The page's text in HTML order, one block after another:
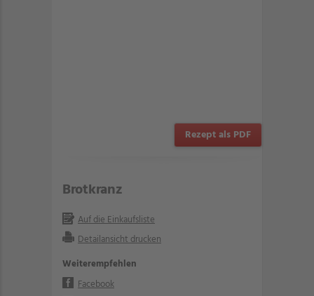
Rezept als PDF
Brotkranz
Auf die Einkaufsliste
Detailansicht drucken
Weiterempfehlen
Facebook